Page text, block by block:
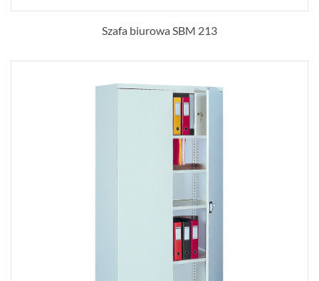
Szafa biurowa SBM 213